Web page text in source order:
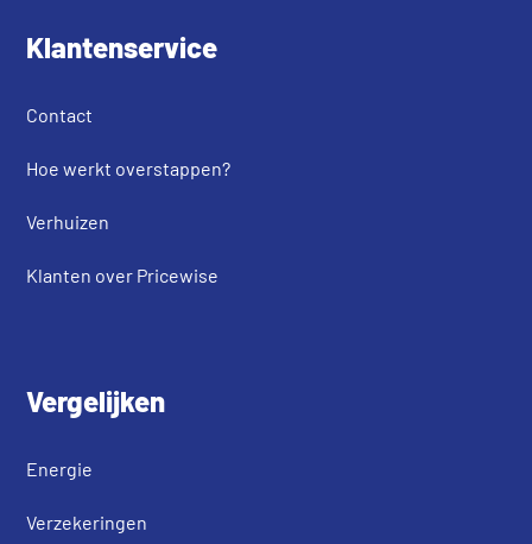
Klantenservice
Contact
Hoe werkt overstappen?
Verhuizen
Klanten over Pricewise
Vergelijken
Energie
Verzekeringen